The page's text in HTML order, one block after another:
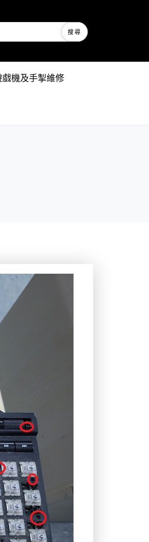
戲機及手掣維修